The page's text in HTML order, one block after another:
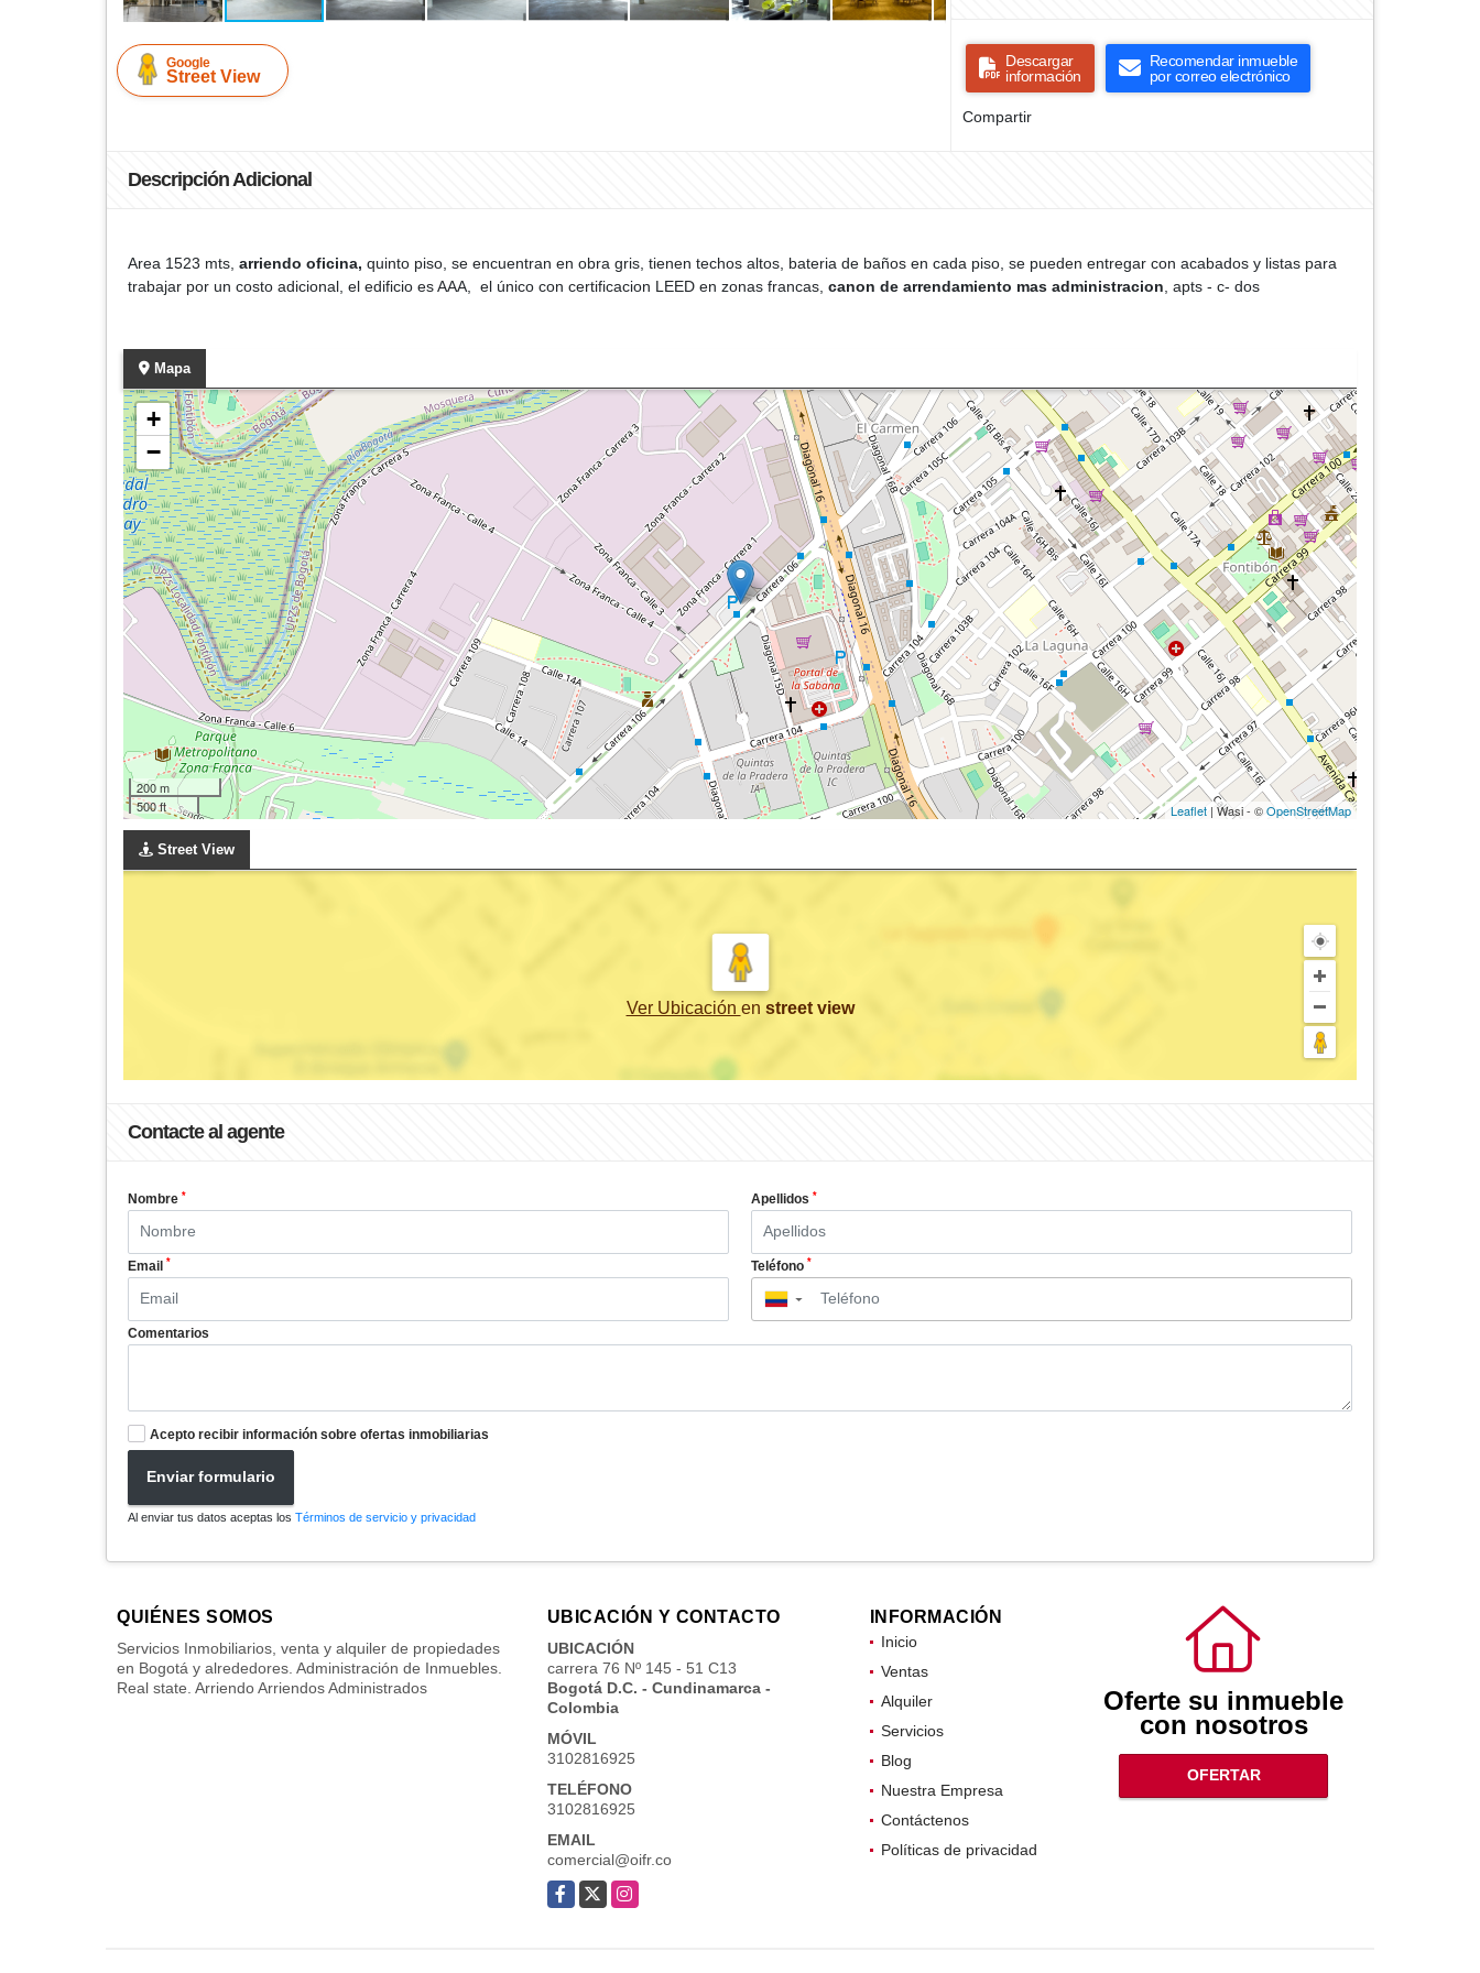
Google
Street View
Descargar
información
Recomendar inmueble
por correo electrónico
Compartir
Descripción Adicional
Area 1523 mts, arriendo oficina, quinto piso, se encuentran en obra gris, tienen techos altos, bateria de baños en cada piso, se pueden entregar con acabados y listas para
trabajar por un costo adicional, el edificio es AAA, el único con certificacion LEED en zonas francas, canon de arrendamiento mas administracion , apts - c- dos
Mapa
+
−
200 m
500 ft
Leaflet | Wasi - ©OpenStreetMap
Street View
Ver Ubicación en street view
Contacte al agente
Nombre * Apellidos *
Email * Teléfono *
▼
Comentarios
Acepto recibir información sobre ofertas inmobiliarias
Enviar formulario
Al enviar tus datos aceptas los Términos de servicio y privacidad
QUIÉNES SOMOS
Servicios Inmobiliarios, venta y alquiler de propiedades
en Bogotá y alrededores. Administración de Inmuebles.
Real state. Arriendo Arriendos Administrados
UBICACIÓN Y CONTACTO
UBICACIÓN
carrera 76 Nº 145 - 51 C13
Bogotá D.C. - Cundinamarca -
Colombia
MÓVIL
3102816925
TELÉFONO
3102816925
EMAIL
comercial@oifr.co
Facebook
X Instagram
INFORMACIÓN
Inicio
Ventas
Alquiler
Servicios
Blog
Nuestra Empresa
Contáctenos
Políticas de privacidad
Oferte su inmueble
con nosotros
OFERTAR